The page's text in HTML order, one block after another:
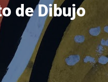
de Dibujo